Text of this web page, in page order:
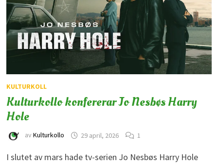
KULTURKOLL
Kulturkollo konfererar Jo Nesbøs Harry
Hole
av Kulturkollo 29 april, 2026 1
I slutet av mars hade tv-serien Jo Nesbøs Harry Hole